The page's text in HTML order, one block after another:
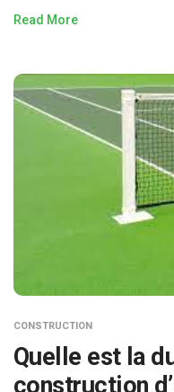
Read More
CONSTRUCTION
Quelle est la
construction